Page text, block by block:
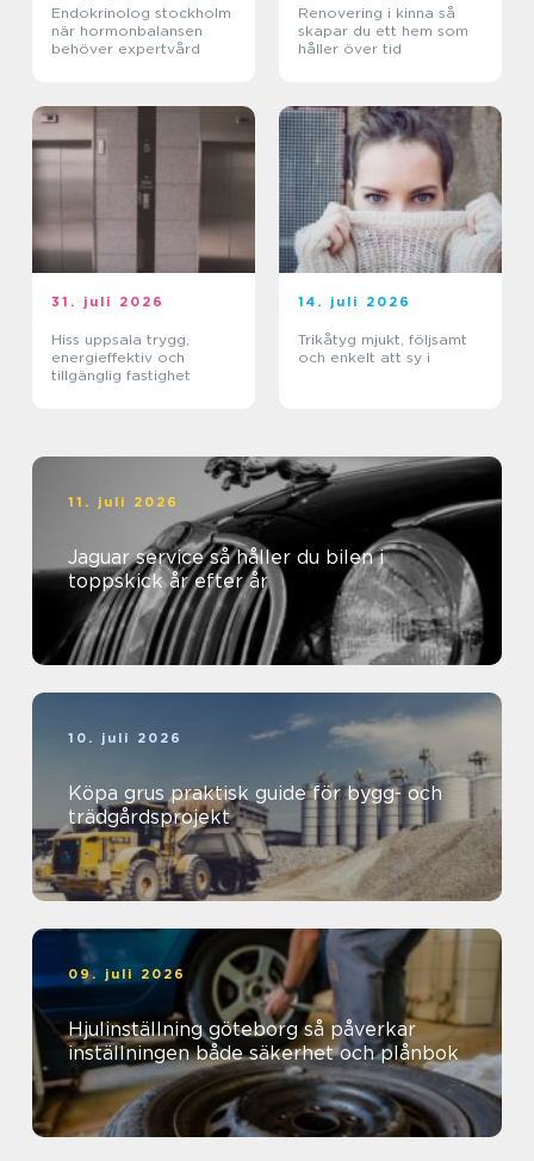
Endokrinolog stockholm
när hormonbalansen
behöver expertvård
Renovering i kinna så
skapar du ett hem som
håller över tid
31. juli 2026
Hiss uppsala trygg,
energieffektiv och
tillgänglig fastighet
14. juli 2026
Trikåtyg mjukt, följsamt
och enkelt att sy i
11. juli 2026
Jaguar service så håller du bilen i
toppskick år efter år
10. juli 2026
Köpa grus praktisk guide för bygg- och
trädgårdsprojekt
09. juli 2026
Hjulinställning göteborg så påverkar
inställningen både säkerhet och plånbok